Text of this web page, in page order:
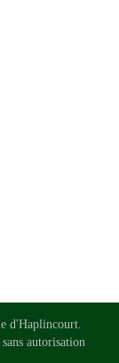
d'Haplincourt.
autorisation